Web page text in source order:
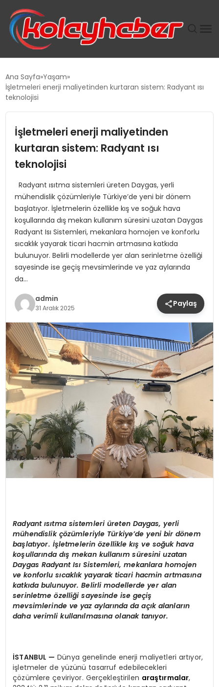
SUWEN’IN İSTIHDAM MODELI EKONOMIDE KADIN
TANYER YAPI ZEMIN MÜHENDISLIĞINDE HEDEF
BÜYÜTTÜ
TOROSLAR’DA PAZAR GERGİNLİĞİ!
Ana Sayfa Yaşam
İşletmeleri enerji maliyetinden kurtaran sistem: Radyant ısı
teknolojisi
İşletmeleri enerji maliyetinden
kurtaran sistem: Radyant ısı
teknolojisi
Radyant ısıtma sistemleri üreten Daygas, yerli
mühendislik çözümleriyle Türkiye’de yeni bir dönem
başlatıyor. İşletmelerin özellikle kış ve soğuk hava
koşullarında dış mekan kullanım süresini uzatan Daygas
Radyant Isı Sistemleri, mekanlara homojen ve konforlu
sıcaklık yayarak ticari hacmin artmasına katkıda
bulunuyor. Belirli modellerde yer alan serinletme özelliği
sayesinde ise geçiş mevsimlerinde ve yaz aylarında
da…
admin
31 Aralık 2025 Paylaş
Radyantısıtma sistemleri üreten Daygas, yerli
mühendislik çözümleriyle Türkiye’de yeni bir dönem
başlatıyor. İşletmelerinözellikle kış ve soğuk hava
koşullarında dış mekan kullanım süresini uzatan
Daygas Radyant Isı Sistemleri, mekanlara homojen
ve konforlu sıcaklık yayarak ticari hacmin artmasına
katkıda bulunuyor. Belirli modellerde yer alan
serinletmeözelliği sayesinde ise geçiş
mevsimlerinde ve yaz aylarında da açık alanların
daha verimli kullanılmasına olanak tanıyor.
İSTANBUL — Dünya genelinde enerji maliyetleri artıyor,
işletmeler de yüzünü tasarruf edebilecekleri
çözümlere çeviriyor. Gerçekleştirilen araştırmalar,